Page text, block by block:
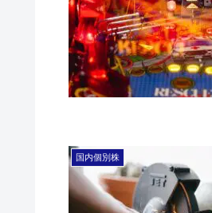
国内個別株